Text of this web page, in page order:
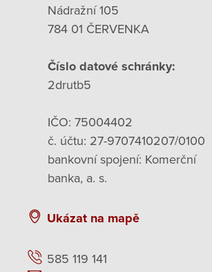
Nádražní 105
784 01 ČERVENKA
Číslo datové schránky:
2drutb5
IČO: 75004402
č. účtu: 27-9707410207/0100
bankovní spojení: Komerční
banka, a. s.
Ukázat na mapě
585 119 141